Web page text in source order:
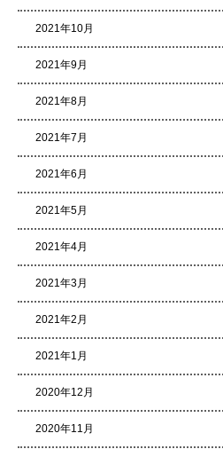
2021年10月
2021年9月
2021年8月
2021年7月
2021年6月
2021年5月
2021年4月
2021年3月
2021年2月
2021年1月
2020年12月
2020年11月